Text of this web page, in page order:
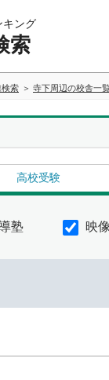
キング
索
検索 寺下周辺の校舎一
高校受験
塾 映